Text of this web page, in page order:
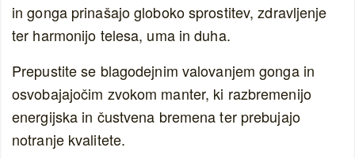
in gonga prinašajo globoko sprostitev, zdravljenje
ter harmonijo telesa, uma in duha.
Prepustite se blagodejnim valovanjem gonga in
osvobajajočim zvokom manter, ki razbremenijo
energijska in čustvena bremena ter prebujajo
notranje kvalitete.